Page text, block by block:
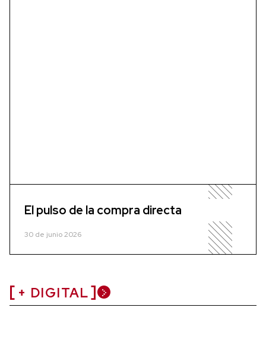
El pulso de la compra directa
30 de junio 2026
+ DIGITAL